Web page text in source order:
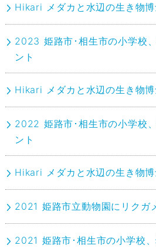
Hikari メダカと水辺の生き物
2023 姫路市･相生市の小学校
ント
Hikari メダカと水辺の生き物
2022 姫路市･相生市の小学校
ント
Hikari メダカと水辺の生き物
2021 姫路市立動物園にリクガ
2021 姫路市･相生市の小学校